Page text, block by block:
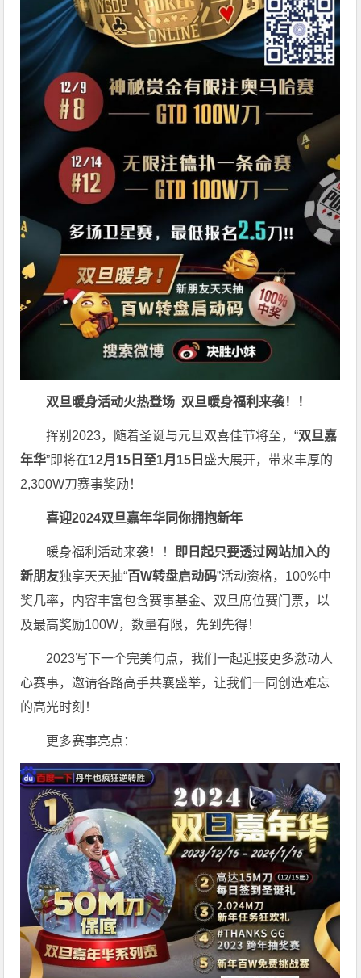
双旦暖身活动火热登场 双旦暖身福利来袭！！
挥别2023，随着圣诞与元旦双喜佳节将至，“双旦嘉
年华”即将在12月15日至1月15日 盛大展开，带来丰厚的
2,300W刀赛事奖励！
喜迎2024双旦嘉年华同你拥抱新年
暖身福利活动来袭！！
即日起只要透过网站加入的
新朋友独享天天抽“百W转盘启动码”活动资格，100%中
奖几率，内容丰富包含赛事基金、双旦席位赛门票，以
及最高奖励100W，数量有限，先到先得！
2023写下一个完美句点，我们一起迎接更多激动人
心赛事，邀请各路高手共襄盛举，让我们一同创造难忘
的高光时刻！
更多赛事亮点：